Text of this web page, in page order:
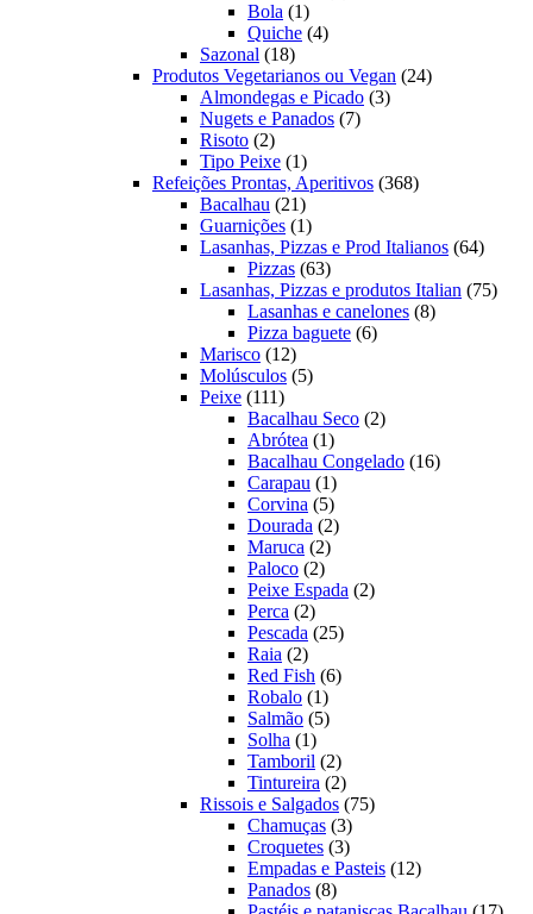
Bola 11
produto
Quiche 44
Sazonal 1818
produtos
Produtos Vegetarianos ou Vegan 2424
Almondegas e Picado 33
Nugets e Panados 77
Risoto 22
produtos
Tipo Peixe 11
produto
Refeições Prontas, Aperitivos 368368
Bacalhau 2121
produtos
Guarnições 11
produto
Lasanhas, Pizzas e Prod Italianos 6464
Pizzas 6363
produtos
Lasanhas, Pizzas e produtos Italian 7575
Lasanhas e canelones 88
Pizza baguete 66
Marisco 1212
produtos
Molúsculos 55
Peixe 111111
produtos
Bacalhau Seco 22
Abrótea 11
produto
Bacalhau Congelado 1616
Carapau 11
produto
Corvina 55
produtos
Dourada 22
Maruca 22
produtos
Paloco 22
produtos
Peixe Espada 22
Perca 22
produtos
Pescada 2525
Raia 22
produtos
Red Fish 66
Robalo 11
produto
Salmão 55
Solha 11
produto
Tamboril 22
produtos
Tintureira 22
produtos
Rissois e Salgados 7575
Chamuças 33
produtos
Croquetes 33
produtos
Empadas e Pasteis 1212
Panados 88